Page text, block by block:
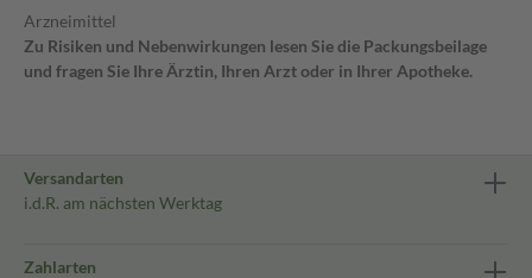
Arzneimittel
Zu Risiken und Nebenwirkungen lesen Sie die Packungsbeilage
und fragen Sie Ihre Ärztin, Ihren Arzt oder in Ihrer Apotheke.
Versandarten
i.d.R. am nächsten Werktag
Zahlarten